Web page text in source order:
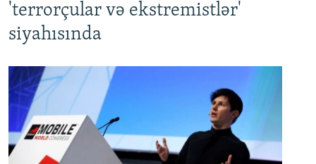
'terrorçular və ekstremistlər'
siyahısında